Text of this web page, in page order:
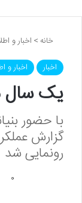
خانه > اخبار و
اخبار
اخبار و
یک سال
با حضور
رونمایی شد
0